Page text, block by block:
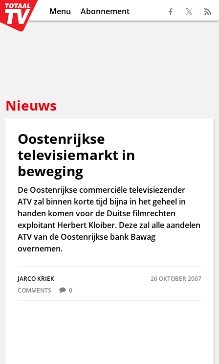
Menu Abonnement
Nieuws
Oostenrijkse
televisiemarkt in
beweging
De Oostenrijkse commerciële televisiezender
ATV zal binnen korte tijd bijna in het geheel in
handen komen voor de Duitse filmrechten
exploitant Herbert Kloiber. Deze zal alle aandelen
ATV van de Oostenrijkse bank Bawag
overnemen.
JARCO KRIEK
26 OKTOBER 2007
COMMENTS
0